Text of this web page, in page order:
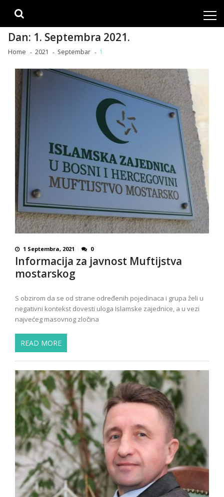
Dan: 1. Septembra 2021.
Home 2021 Septembar 1
1 Septembra, 2021 0
lnformacija za javnost Muftijstva
mostarskog
S obzirom da se od strane određenih pojedinaca i grupa želi u
negativni kontekst dovesti uloga Islamske zajednice, a u vezi
najvećeg masovnog zločina
READ MORE